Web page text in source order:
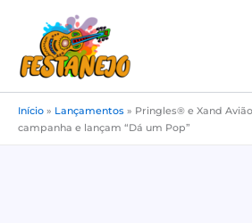
conteúdo
Início » Lançamentos » Pringles® e Xand
campanha e lançam “Dá um Pop”